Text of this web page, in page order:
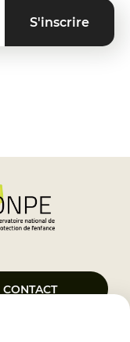
CONTACT
Protégée, créé le 5